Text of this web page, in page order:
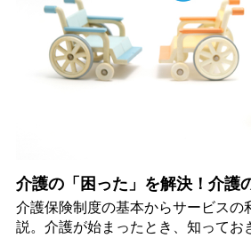
介護の「困った」を解決！介護
介護保険制度の基本からサービスの
説。介護が始まったとき、知ってお